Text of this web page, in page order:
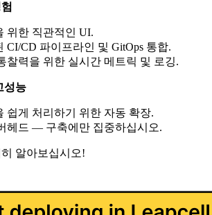
위한 직관적인 UI.
CI/CD 파이프라인 및 GitOps 통합.
찰력을 위한 실시간 메트릭 및 로깅.
성능
쉽게 처리하기 위한 자동 확장.
헤드 — 구축에만 집중하십시오.
알아보십시오!